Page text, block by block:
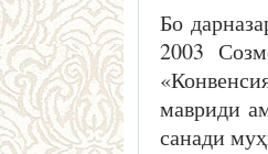
Бо
2003
мавриди
санади